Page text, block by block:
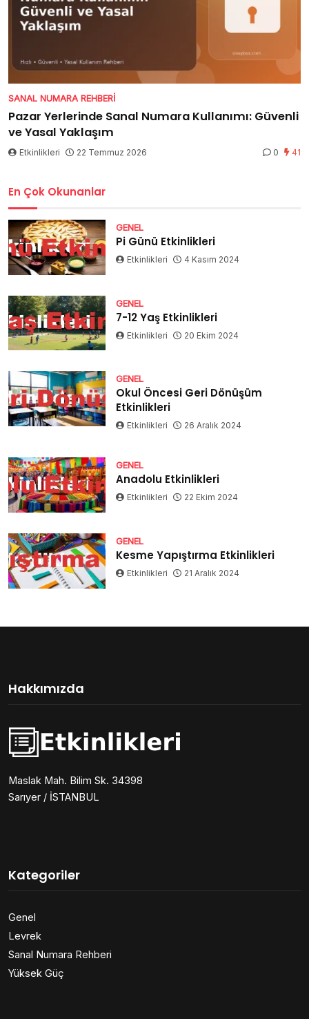
SANAL NUMARA REHBERI
Pazar Yerlerinde Sanal Numara Kullanımı: Güvenli
ve Yasal Yaklaşım
Etkinlikleri 22 Temmuz 2026 0 41
En Çok Okunanlar
GENEL
Pi Günü Etkinlikleri
Etkinlikleri 4 Kasım 2024
GENEL
7-12 Yaş Etkinlikleri
Etkinlikleri 20 Ekim 2024
GENEL
Okul Öncesi Geri Dönüşüm
Etkinlikleri
Etkinlikleri 26 Aralık 2024
GENEL
Anadolu Etkinlikleri
Etkinlikleri 22 Ekim 2024
GENEL
Kesme Yapıştırma Etkinlikleri
Etkinlikleri 21 Aralık 2024
Hakkımızda
Maslak Mah. Bilim Sk. 34398
Sarıyer / İSTANBUL
Kategoriler
Genel
Levrek
Sanal Numara Rehberi
Yüksek Güç